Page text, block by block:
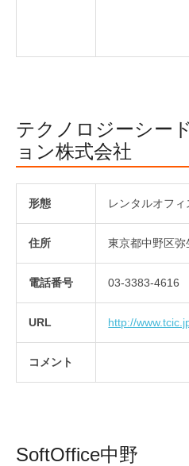
テクノロジーシー
ョン株式会社
形態 レンタルオフィ
住所 東京都中野区
電話番号 03-3383-4616
URL http://
コメント
SoftOffice中野